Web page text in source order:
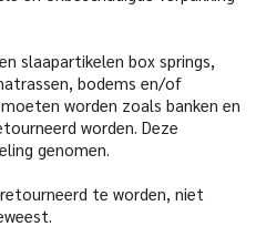
slaapartikelen box springs,
bodems en/of
worden zoals banken en
worden. Deze
genomen.
te worden, niet